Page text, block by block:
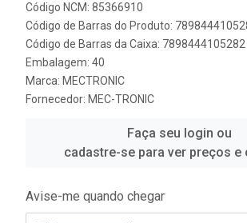
Código NCM: 85366910
Código de Barras do Produto:
Código de Barras da Caixa: 7898444105282
Embalagem: 40
Marca: MECTRONIC
Fornecedor: MEC-TRONIC
Faça seu login ou
cadastre-se para ver preços e
Avise-me quando chegar